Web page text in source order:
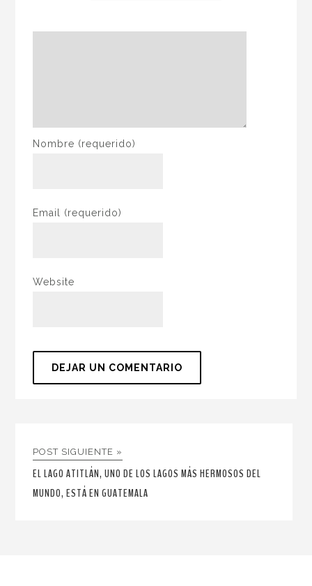
Nombre (requerido)
Email (requerido)
Website
POST SIGUIENTE »
EL LAGO ATITLÁN, UNO DE LOS LAGOS MÁS HERMOSOS DEL
MUNDO, ESTÁ EN GUATEMALA